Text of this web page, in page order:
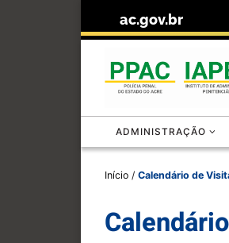
ac.gov.br
ADMINISTRAÇÃO
Início / Calendário de